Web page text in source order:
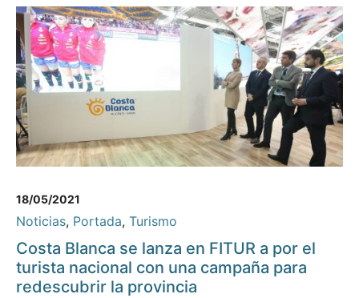
18/05/2021
Noticias, Portada, Turismo
Costa Blanca se lanza en FITUR a por el
turista nacional con una campaña para
redescubrir la provincia